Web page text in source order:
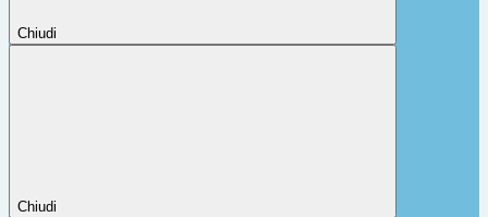
Chiudi
Chiudi